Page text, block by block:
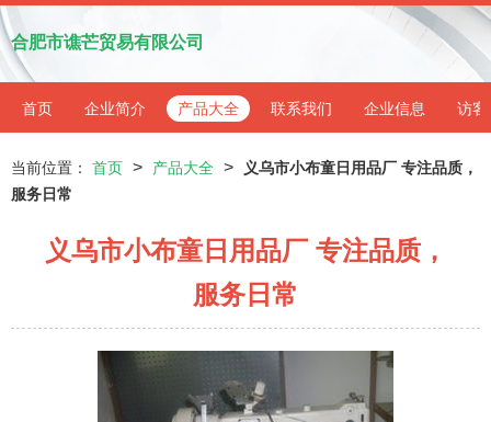
合肥市谯芒贸易有限公司
首页 企业简介 产品大全 联系我们 企业信息 访客
当前位置： 首页 > 产品大全 >
义乌市小布童日用品厂 专注品质，
服务日常
义乌市小布童日用品厂 专注品质，
服务日常